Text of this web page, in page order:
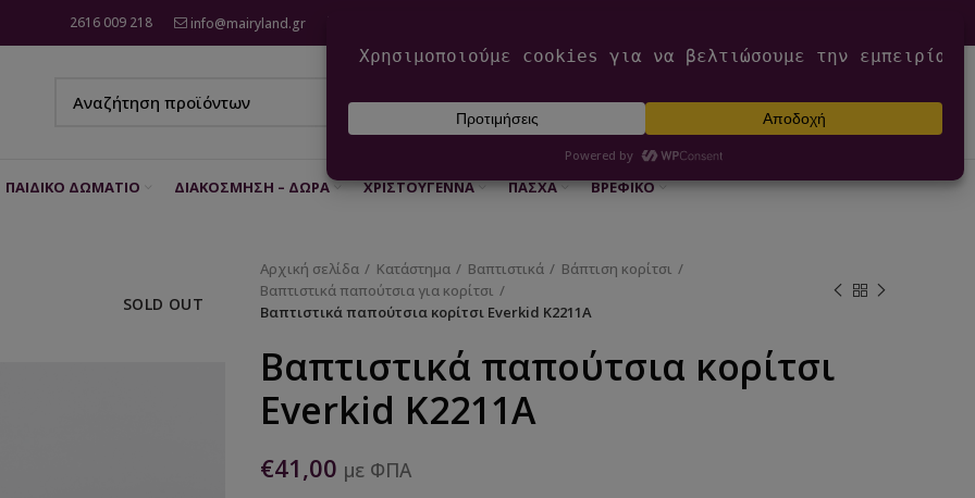
2616 009 218 info@mairyland.gr
ΕΊΣΟΔΟΣ / ΕΓΓΡΑΦΉ €0,00
ΠΑΙΔΙΚΌ ΔΩΜΆΤΙΟ ΔΙΑΚΌΣΜΗΣΗ – ΔΏΡΑ ΧΡΙΣΤΟΎΓΕΝΝΑ ΠΆΣΧΑ ΒΡΕΦΙΚΌ
SOLD OUT
Αρχική σελίδα Κατάστημα Βαπτιστικά
Βάπτιση κορίτσι
Βαπτιστικά παπούτσια για κορίτσι
Βαπτιστικά παπούτσια κορίτσι Everkid Κ2211Α
Βαπτιστικά παπούτσια κορίτσι
Everkid Κ2211Α
€41,00 με ΦΠΑ